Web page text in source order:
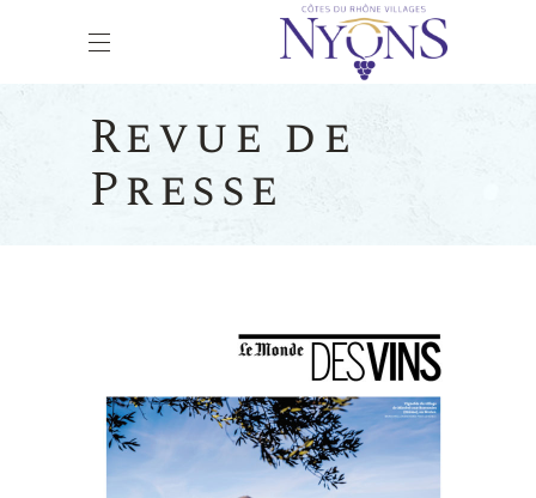
Revue de
Presse